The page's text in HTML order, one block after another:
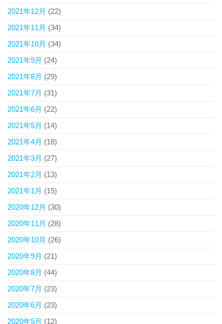
2021年12月 (22)
2021年11月 (34)
2021年10月 (34)
2021年9月 (24)
2021年8月 (29)
2021年7月 (31)
2021年6月 (22)
2021年5月 (14)
2021年4月 (18)
2021年3月 (27)
2021年2月 (13)
2021年1月 (15)
2020年12月 (30)
2020年11月 (28)
2020年10月 (26)
2020年9月 (21)
2020年8月 (44)
2020年7月 (23)
2020年6月 (23)
2020年5月 (12)